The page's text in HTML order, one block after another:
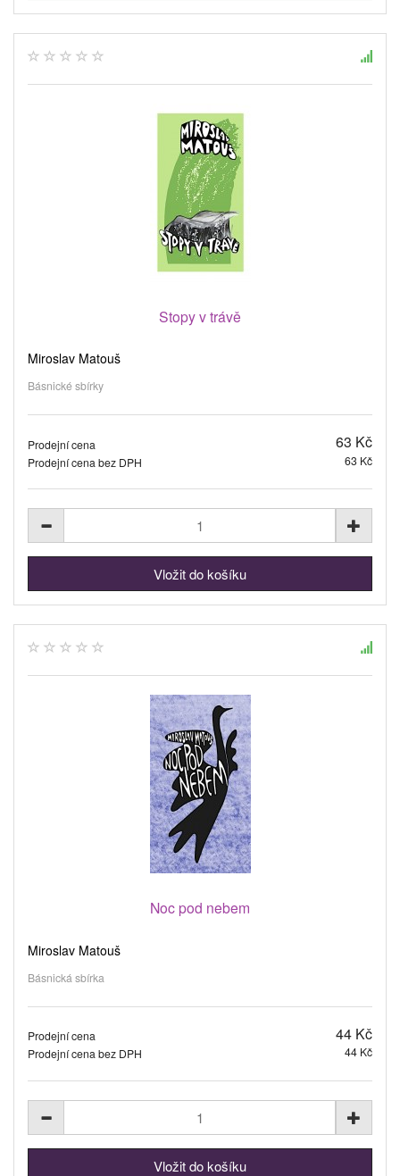
Stopy v trávě
Miroslav Matouš
Básnické sbírky
Prodejní cena 63 Kč
Prodejní cena bez DPH 63 Kč
Noc pod nebem
Miroslav Matouš
Básnická sbírka
Prodejní cena 44 Kč
Prodejní cena bez DPH 44 Kč